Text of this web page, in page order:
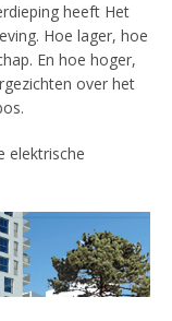
heeft Het
Hoe lager, hoe
En hoe hoger,
over het
elektrische